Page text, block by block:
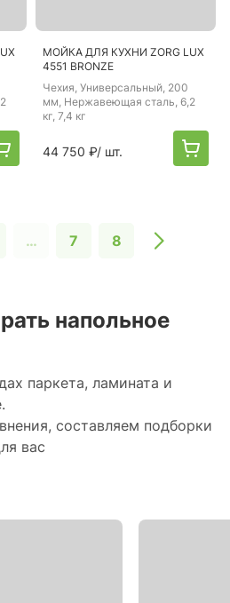
МОЙКА ДЛЯ КУХНИ ZORG LUX
4551 BRONZE
Чехия, Универсальный, 200
мм, Нержавеющая сталь, 6,2
кг, 7,4 кг
44 750 ₽/ шт.
… 7 8
напольное
паркета, ламината и
составляем подборки
вас